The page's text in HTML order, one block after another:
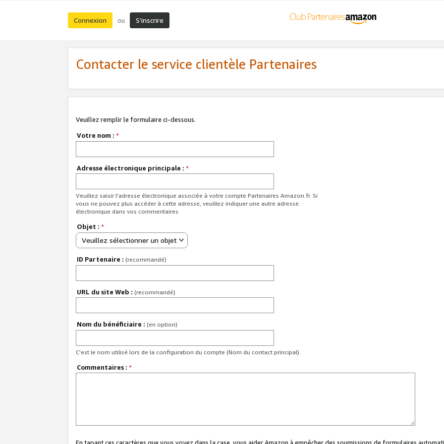
Connexion ou S’inscrire
Contacter le service clientèle Partenaires
Veuillez remplir le formulaire ci-dessous.
Votre nom : *
Adresse électronique principale : *
Veuillez saisir l'adresse électronique associée à votre compte Partenaires Amazon.fr. Si
vous ne pouvez plus accéder à cette adresse, veuillez indiquer une autre adresse
électronique dans vos commentaires.
Objet : *
Veuillez sélectionner un objet
ID Partenaire : (recommandé)
URL du site Web : (recommandé)
Nom du bénéficiaire : (en option)
C'est le nom utilisé lors de la configuration du compte (Nom du contact principal).
Commentaires : *